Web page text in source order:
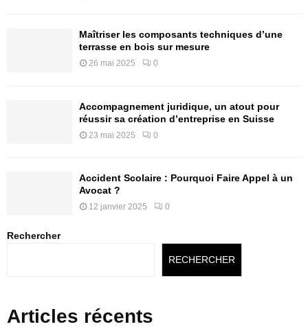
Maîtriser les composants techniques d’une
terrasse en bois sur mesure
26 mai 2025 0
Accompagnement juridique, un atout pour
réussir sa création d’entreprise en Suisse
23 mai 2025 0
Accident Scolaire : Pourquoi Faire Appel à un
Avocat ?
12 janvier 2025 0
Rechercher
RECHERCHER
Articles récents